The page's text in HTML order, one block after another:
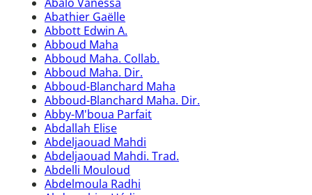
Abathier Gaëlle
Abbott Edwin A.
Abboud Maha
Abboud Maha. Collab.
Abboud Maha. Dir.
Abboud-Blanchard Maha
Abboud-Blanchard Maha. Dir.
Abby-M'boua Parfait
Abdallah Elise
Abdeljaouad Mahdi
Abdeljaouad Mahdi. Trad.
Abdelli Mouloud
Abdelmoula Radhi